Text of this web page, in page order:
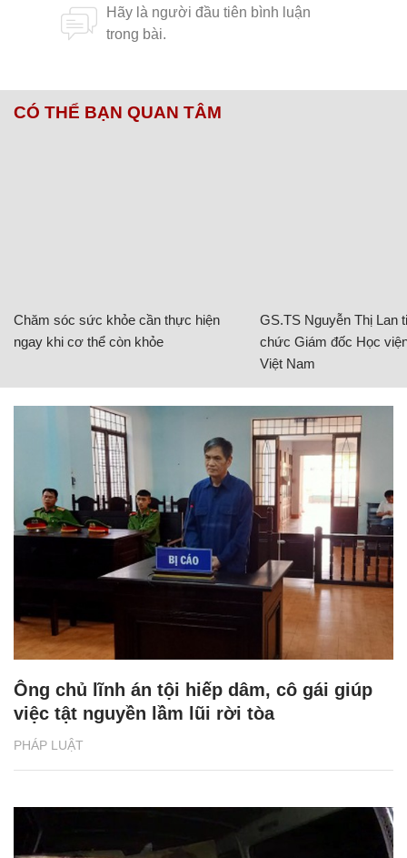
CÓ THỂ BẠN QUAN TÂM
Chăm sóc sức khỏe cần thực hiện
ngay khi cơ thể còn khỏe
GS.TS Nguyễn Thị Lan
chức Giám đốc Học
Việt Nam
PHÁP LUẬT
Ông chủ lĩnh án tội hiếp dâm, cô gái giúp
việc tật nguyền lầm lũi rời tòa